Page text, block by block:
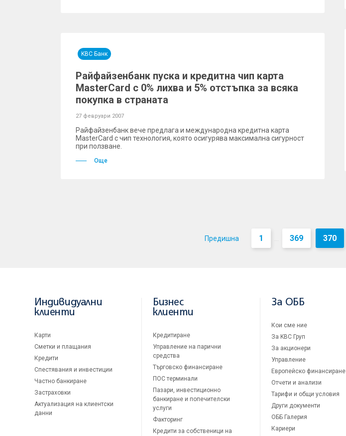
KBC Банк
Райфайзенбанк пуска и кредитна чип карта
MasterCard с 0% лихва и 5% отстъпка за всяка
покупка в страната
27 февруари 2007
Райфайзенбанк вече предлага и международна кредитна карта
MasterCard с чип технология, която осигурява максимална сигурност
при ползване.
Още
Предишна 1 ... 369 370
Индивидуални
клиенти
Карти
Сметки и плащания
Кредити
Спестявания и инвестиции
Частно банкиране
Застраховки
Актуализация на клиентски
данни
Бизнес
клиенти
Кредитиране
Управление на парични
средства
Търговско финансиране
ПОС терминали
Пазари, инвестиционно
банкиране и попечителски
услуги
Факторинг
Кредити за собственици на
За ОББ
Кои сме ние
За KBC Груп
За акционери
Управление
Европейско финансиране
Отчети и анализи
Тарифи и общи условия
Други документи
ОББ Галерия
Кариери